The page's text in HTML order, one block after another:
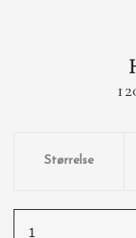
Størrelse